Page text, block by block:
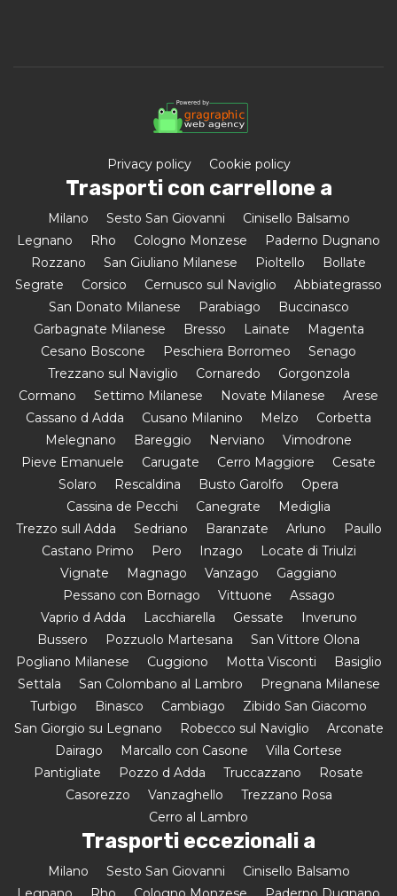
Privacy policy Cookie policy
Trasporti con carrellone a
Milano Sesto San Giovanni
Cinisello Balsamo
Legnano
Rho Cologno Monzese
Paderno Dugnano
Rozzano
San Giuliano Milanese Pioltello
Bollate
Segrate
Corsico Cernusco sul Naviglio
Abbiategrasso
San Donato Milanese
Parabiago
Buccinasco
Garbagnate Milanese
Bresso Lainate
Magenta
Cesano Boscone
Peschiera Borromeo
Senago
Trezzano sul Naviglio
Cornaredo
Gorgonzola
Cormano
Settimo Milanese Novate Milanese
Arese
Cassano d Adda
Cusano Milanino Melzo
Corbetta
Melegnano
Bareggio Nerviano
Vimodrone
Pieve Emanuele
Carugate Cerro Maggiore
Cesate
Solaro
Rescaldina Busto Garolfo
Opera
Cassina de Pecchi
Canegrate
Mediglia
Trezzo sull Adda
Sedriano Baranzate Arluno
Paullo
Castano Primo
Pero Inzago
Locate di Triulzi
Vignate
Magnago Vanzago
Gaggiano
Pessano con Bornago
Vittuone
Assago
Vaprio d Adda
Lacchiarella Gessate
Inveruno
Bussero
Pozzuolo Martesana
San Vittore Olona
Pogliano Milanese
Cuggiono Motta Visconti
Basiglio
Settala
San Colombano al Lambro
Pregnana Milanese
Turbigo
Binasco Cambiago
Zibido San Giacomo
San Giorgio su Legnano
Robecco sul Naviglio
Arconate
Dairago
Marcallo con Casone
Villa Cortese
Pantigliate
Pozzo d Adda Truccazzano
Rosate
Casorezzo
Vanzaghello
Trezzano Rosa
Cerro al Lambro
Trasporti eccezionali a
Milano Sesto San Giovanni
Cinisello Balsamo